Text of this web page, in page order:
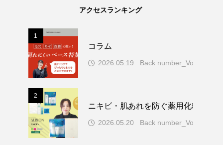
アクセスランキング
1
コラム
2026.05.19 Back number_Vol.77
2
ニキビ・肌あれを防ぐ薬用化粧水！
2026.05.20 Back number_Vol.77